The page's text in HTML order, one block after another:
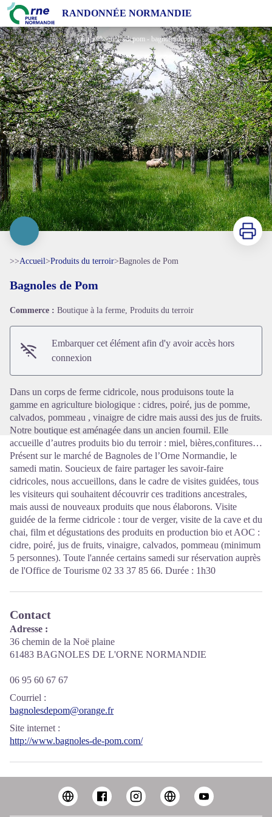
RANDONNÉE NORMANDIE
Bagnoles de Pom
verger©bagnolesdepom - bagnolesdepom
Voir l'image en plein écran
Imprimer
>>Accueil>Produits du terroir>Bagnoles de Pom
Bagnoles de Pom
Commerce : Boutique à la ferme, Produits du terroir
Embarquer cet élément afin d'y avoir accès hors
connexion
Dans un corps de ferme cidricole, nous produisons toute la
gamme en agriculture biologique : cidres, poiré, jus de pomme,
calvados, pommeau , vinaigre de cidre mais aussi des jus de fruits.
Notre boutique est aménagée dans un ancien fournil. Elle
accueille d’autres produits bio du terroir : miel, bières,confitures…
Présent sur le marché de Bagnoles de l’Orne Normandie, le
samedi matin. Soucieux de faire partager les savoir-faire
cidricoles, nous accueillons, dans le cadre de visites guidées, tous
les visiteurs qui souhaitent découvrir ces traditions ancestrales,
mais aussi de nouveaux produits que nous élaborons. Visite
guidée de la ferme cidricole : tour de verger, visite de la cave et du
chai, film et dégustations des produits en production bio et AOC :
cidre, poiré, jus de fruits, vinaigre, calvados, pommeau (minimum
5 personnes). Toute l'année certains samedi sur réservation auprès
de l'Office de Tourisme 02 33 37 85 66. Durée : 1h30
Contact
Adresse :
36 chemin de la Noë plaine
61483 BAGNOLES DE L'ORNE NORMANDIE
06 95 60 67 67
Courriel :
bagnolesdepom@orange.fr
Site internet :
http://www.bagnoles-de-pom.com/